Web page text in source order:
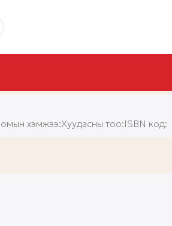
хэмжээ:Хуудасны тоо:ISBN код: